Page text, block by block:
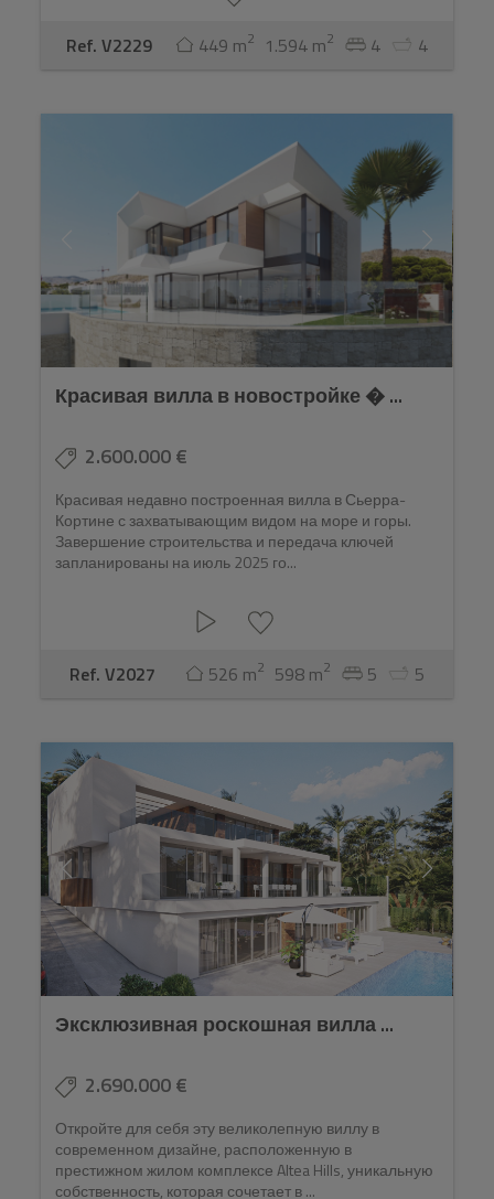
Ref. V2229 449 m2 1.594 m2 4 4
Красивая вилла в новостройке � ...
2.600.000 €
Красивая недавно построенная вилла в Сьерра-
Кортине с захватывающим видом на море и горы.
Завершение строительства и передача ключей
запланированы на июль 2025 го...
Ref. V2027 526 m2 598 m2 5 5
Эксклюзивная роскошная вилла ...
2.690.000 €
Откройте для себя эту великолепную виллу в
современном дизайне, расположенную в
престижном жилом комплексе Altea Hills, уникальную
собственность, которая сочетает в ...